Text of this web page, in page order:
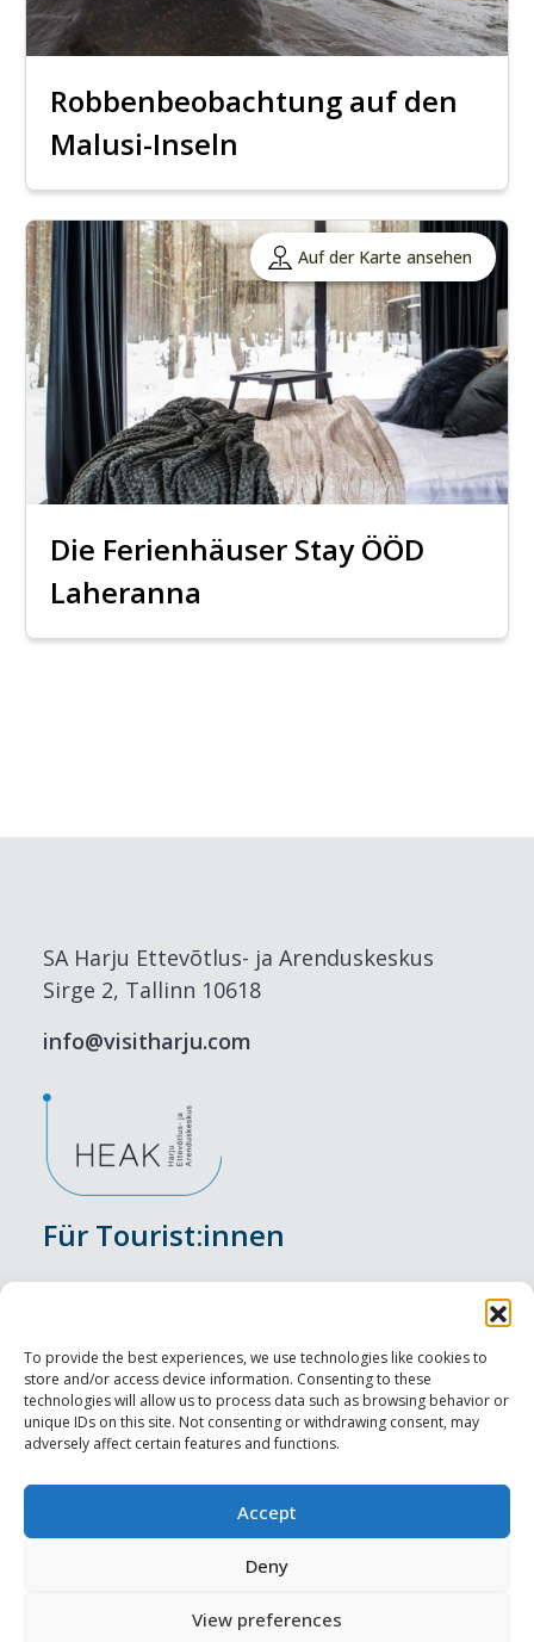
To provide the best experiences, we use technologies like cookies to
store and/or access device information. Consenting to these
technologies will allow us to process data such as browsing behavior or
unique IDs on this site. Not consenting or withdrawing consent, may
adversely affect certain features and functions.
Accept
Deny
View preferences
Robbenbeobachtung auf den
Malusi-Inseln
Auf der Karte ansehen
Die Ferienhäuser Stay ÖÖD
Laheranna
SA Harju Ettevõtlus- ja Arenduskeskus
Sirge 2, Tallinn 10618
info@visitharju.com
Für Tourist:innen
Unterkunft
Genusserlebnisse
Sehenswürdigkeiten
Für Tourismusprofis
Harju-, Rapla- ja Läänemaa DMO